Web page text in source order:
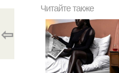
⇦
Читайте также